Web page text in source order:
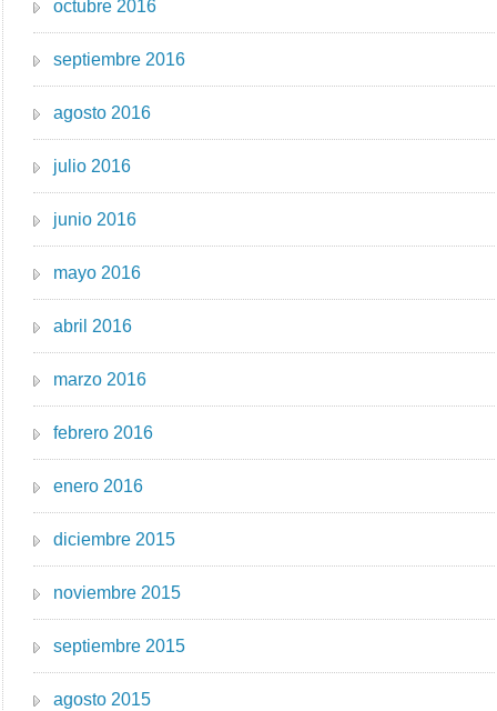
octubre 2016
septiembre 2016
agosto 2016
julio 2016
junio 2016
mayo 2016
abril 2016
marzo 2016
febrero 2016
enero 2016
diciembre 2015
noviembre 2015
septiembre 2015
agosto 2015